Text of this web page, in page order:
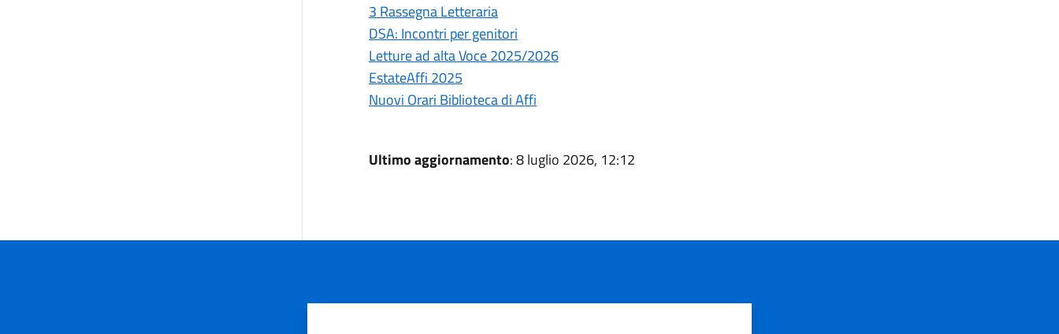
3 Rassegna Letteraria
DSA: Incontri per genitori
Letture ad alta Voce 2025/2026
EstateAffi 2025
Nuovi Orari Biblioteca di Affi
Ultimo aggiornamento: 8 luglio 2026, 12:12